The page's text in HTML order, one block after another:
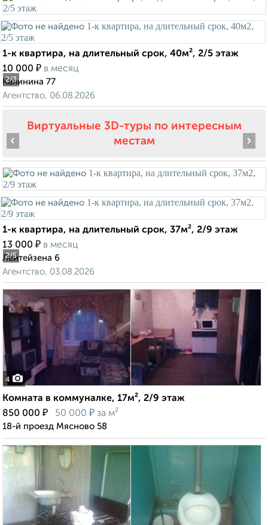
2/3
1-к квартира, на длительный срок, 40м², 2/5 этаж
10 000 ₽ в месяц
Калинина 77
Агентство, 06.08.2026
Виртуальные 3D-туры по интересным
местам
2/5
‹ ›
1-к квартира, на длительный срок, 37м², 2/9 этаж
13 000 ₽ в месяц
Лейтейзена 6
Агентство, 03.08.2026
4
Комната в коммуналке, 17м², 2/9 этаж
850 000 ₽ 50 000 ₽ за м²
18-й проезд Мясново 58